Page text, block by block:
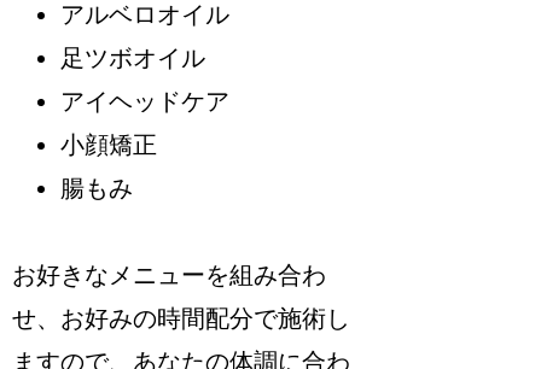
アルベロオイル
足ツボオイル
アイヘッドケア
小顔矯正
腸もみ
お好きなメニューを組み合わ
せ、お好みの時間配分で施術し
ますので、あなたの体調に合わ